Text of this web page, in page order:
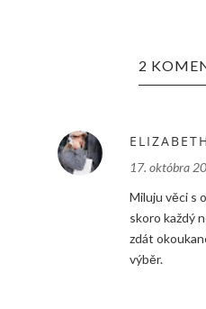
2
17. októbra
Miluju věci s
skoro každý
zdát
výběr.